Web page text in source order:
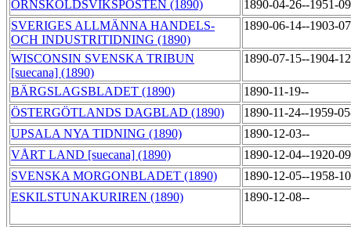
ÖRNSKÖLDSVIKSPOSTEN (1890)
1890-04-26--1951-
SVERIGES ALLMÄNNA HANDELS-
OCH INDUSTRITIDNING (1890)
1890-06-14--1903-
WISCONSIN SVENSKA TRIBUN
[suecana] (1890)
1890-07-15--1904-
BÄRGSLAGSBLADET (1890)
1890-11-19--
ÖSTERGÖTLANDS DAGBLAD (1890)
1890-11-24--1959-
UPSALA NYA TIDNING (1890)
1890-12-03--
VÅRT LAND [suecana] (1890)
1890-12-04--1920-
SVENSKA MORGONBLADET (1890)
1890-12-05--1958-
ESKILSTUNAKURIREN (1890)
1890-12-08--